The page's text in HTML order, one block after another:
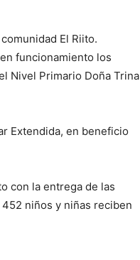
El Riito.
funcionamiento los
Nivel Primario Doña Trina
Extendida, en beneficio
con la entrega de las
niños y niñas reciben